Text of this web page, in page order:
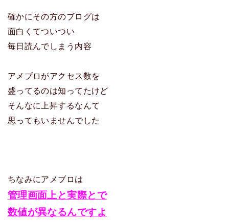
確かにその方のブログは
面白くてついつい
毎日読んでしまう内容
アメブロがアクセス数を
盛ってるのは知ってたけど
そんなに上昇するなんて
思ってもいませんでした
ちなみにアメブロは
管理画面上と実際とで
数値が異なるんですよ